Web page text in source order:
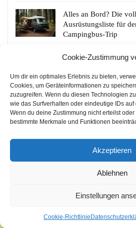
Cookie-Zustimmung
Um dir ein optimales Erlebnis zu bieten,
Cookies, um Geräteinformationen zu
zuzugreifen. Wenn du diesen Technologien
wie das Surfverhalten oder eindeutige IDs
Wenn du deine Zustimmung nicht erteilst
bestimmte Merkmale und Funktionen
Akzeptieren
Ablehnen
Einstellungen
Cookie-Richtlinie
Alles an Bord? Die
Ausrüstungsliste für
Campingbus-Trip
unvergesslichen